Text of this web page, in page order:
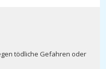
tödliche Gefahren oder